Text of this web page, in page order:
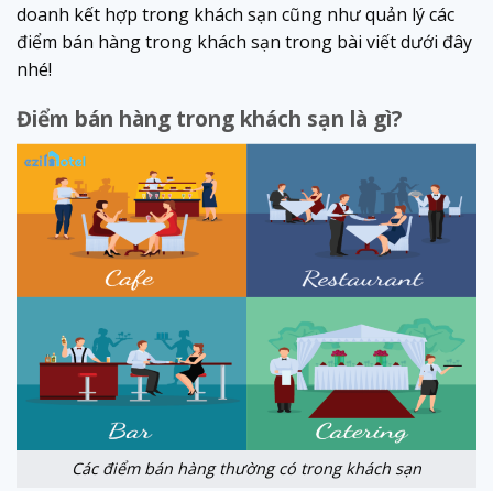
doanh kết hợp trong khách sạn cũng như quản lý các
điểm bán hàng trong khách sạn trong bài viết dưới đây
nhé!
Điểm bán hàng trong khách sạn là gì?
Các điểm bán hàng thường có trong khách sạn